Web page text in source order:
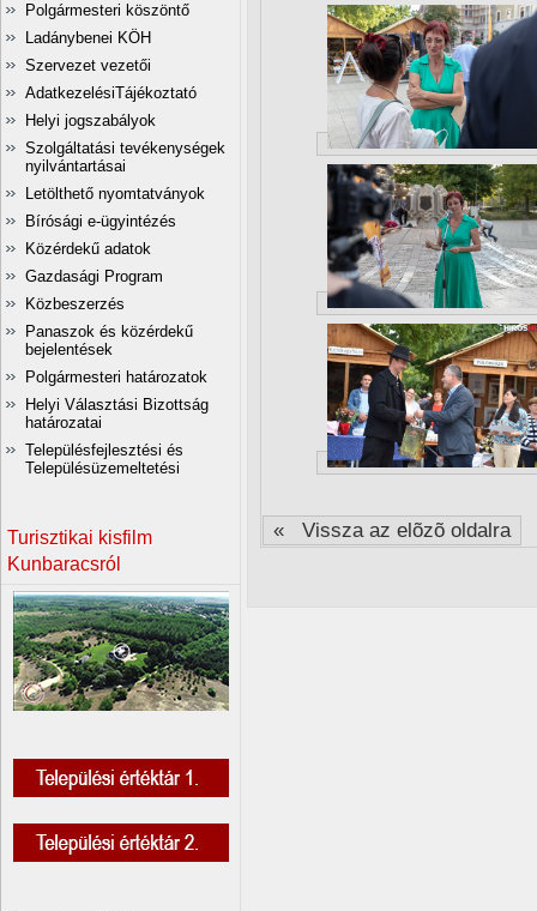
Polgármesteri köszöntő
Ladánybenei KÖH
Szervezet vezetői
AdatkezelésiTájékoztató
Helyi jogszabályok
Szolgáltatási tevékenységek
nyilvántartásai
Letölthető nyomtatványok
Bírósági e-ügyintézés
Közérdekű adatok
Gazdasági Program
Közbeszerzés
Panaszok és közérdekű
bejelentések
Polgármesteri határozatok
Helyi Választási Bizottság
határozatai
Településfejlesztési és
Településüzemeltetési
Turisztikai kisfilm
Kunbaracsról
« Vissza az elõzõ oldalra